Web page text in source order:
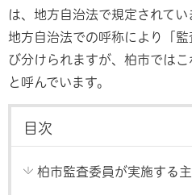
は、地方自治法で規定されてい
地方自治法での呼称により「
び分けられますが、柏市ではこ
と呼んでいます。
目次
柏市監査委員が実施する